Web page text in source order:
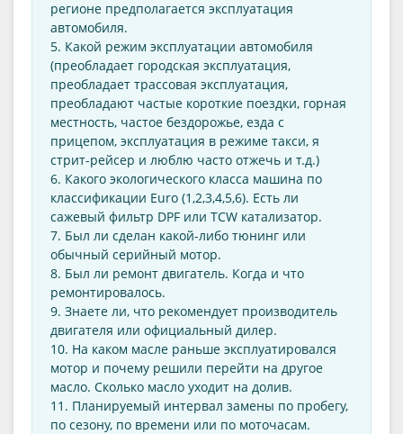
регионе предполагается эксплуатация
автомобиля.
5. Какой режим эксплуатации автомобиля
(преобладает городская эксплуатация,
преобладает трассовая эксплуатация,
преобладают частые короткие поездки, горная
местность, частое бездорожье, езда с
прицепом, эксплуатация в режиме такси, я
стрит-рейсер и люблю часто отжечь и т.д.)
6. Какого экологического класса машина по
классификации Euro (1,2,3,4,5,6). Есть ли
сажевый фильтр DPF или TCW катализатор.
7. Был ли сделан какой-либо тюнинг или
обычный серийный мотор.
8. Был ли ремонт двигатель. Когда и что
ремонтировалось.
9. Знаете ли, что рекомендует производитель
двигателя или официальный дилер.
10. На каком масле раньше эксплуатировался
мотор и почему решили перейти на другое
масло. Сколько масло уходит на долив.
11. Планируемый интервал замены по пробегу,
по сезону, по времени или по моточасам.